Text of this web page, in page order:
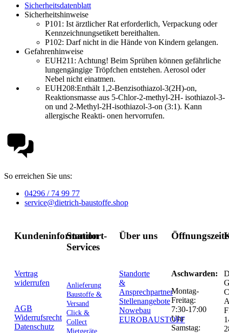
Sicherheitsdatenblatt
Sicherheitshinweise
P101: Ist ärztlicher Rat erforderlich, Verpackung oder
Kennzeichnungsetikett bereithalten.
P102: Darf nicht in die Hände von Kindern gelangen.
Gefahrenhinweise
EUH211: Achtung! Beim Sprühen können gefährliche
lungengängige Tröpfchen entstehen. Aerosol oder
Nebel nicht einatmen.
EUH208:Enthält 1,2-Benzisothiazol-3(2H)-on,
Reaktionsmasse aus 5-Chlor-2-methyl-2H- isothiazol-3-
on und 2-Methyl-2H-isothiazol-3-on (3:1). Kann
allergische Reakti- onen hervorrufen.
So erreichen Sie uns:
04296 / 74 99 77
service@dietrich-baustoffe.shop
Kundeninformation
Vertrag
widerrufen
AGB
Widerrufsrecht
Datenschutz
Standort-
Services
Anlieferung
Baustoffe &
Versand
Click &
Collect
Mietgeräte
Über uns
Standorte
&
Ansprechpartner
Stellenangebote
Nowebau
EUROBAUSTOFF
Aschwarden:
Montag-
Freitag:
7:30-17:00
Uhr
Samstag: